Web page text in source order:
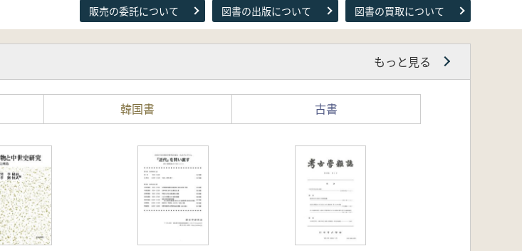
販売の委託について 図書の出版について 図書の買取について
もっと見る
韓国書 古書